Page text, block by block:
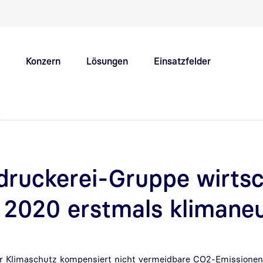
Konzern Lösungen Einsatzfelder
Gruppe
erstmals
Klimaschutz kompensiert nicht vermeidbare CO2-